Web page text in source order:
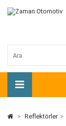
> Reflektörler >